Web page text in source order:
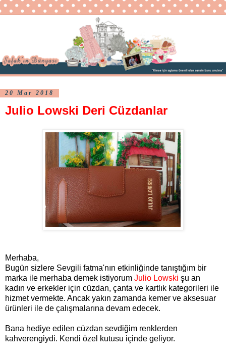
20 Mar 2018
Julio Lowski Deri Cüzdanlar
Merhaba,
Bugün sizlere Sevgili fatma'nın etkinliğinde tanıştığım bir
marka ile merhaba demek istiyorum Julio Lowski şu an
kadın ve erkekler için cüzdan, çanta ve kartlık kategorileri ile
hizmet vermekte. Ancak yakın zamanda kemer ve aksesuar
ürünleri ile de çalışmalarına devam edecek.
Bana hediye edilen cüzdan sevdiğim renklerden
kahverengiydi. Kendi özel kutusu içinde geliyor.